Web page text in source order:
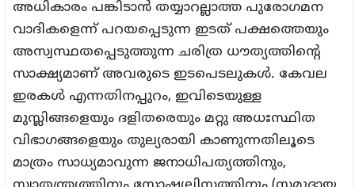
അധികാരം പങ്കിടാൻ തയ്യാറല്ലാത്ത പുരോഗമന
വാദികളെന്ന് പറയപ്പെടുന്ന ഇടത് പക്ഷത്തെയും
അസ്വസ്ഥതപ്പെടുത്തുന്ന ചരിത്ര ധൗത്യത്തിന്റെ
സാക്ഷ്യമാണ് അവരുടെ ഇടപെടലുകൾ. കേവല
ഇരകൾ എന്നതിനപ്പുറം, ഇവിടെയുള്ള
മുസ്ലിങ്ങളെയും ദളിതരെയും മറ്റു അധഃസ്ഥിത
വിഭാഗങ്ങളെയും തുല്യരായി കാണുന്നതിലൂടെ
മാത്രം സാധ്യമാവുന്ന ജനാധിപത്യത്തിനും,